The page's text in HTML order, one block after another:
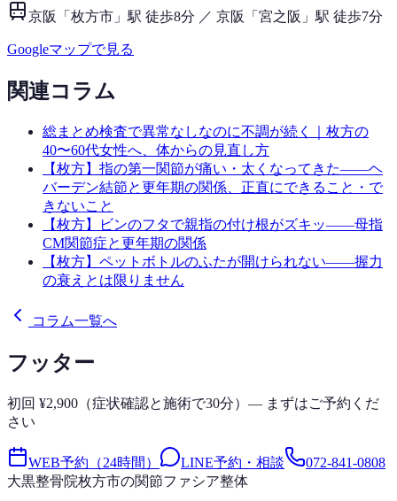
京阪「枚方市」駅 徒歩8分 ／ 京阪「宮之阪」駅 徒歩7分
Googleマップで見る
関連コラム
総まとめ検査で異常なしなのに不調が続く｜枚方の
40〜60代女性へ、体からの見直し方
【枚方】指の第一関節が痛い・太くなってきた——ヘ
バーデン結節と更年期の関係、正直にできること・で
きないこと
【枚方】ビンのフタで親指の付け根がズキッ——母指
CM関節症と更年期の関係
【枚方】ペットボトルのふたが開けられない——握力
の衰えとは限りません
コラム一覧へ
フッター
初回 ¥2,900（症状確認と施術で30分）— まずはご予約くだ
さい
WEB予約（24時間） LINE予約・相談
072-841-0808
大黒整骨院枚方市の関節ファシア整体